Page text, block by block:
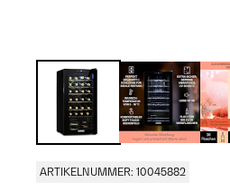
ARTIKELNUMMER: 10045882